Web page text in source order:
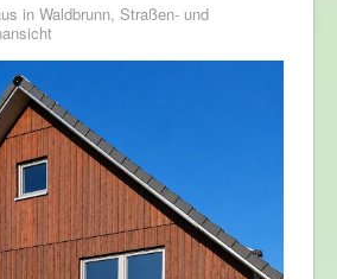
in Waldbrunn, Straßen- und